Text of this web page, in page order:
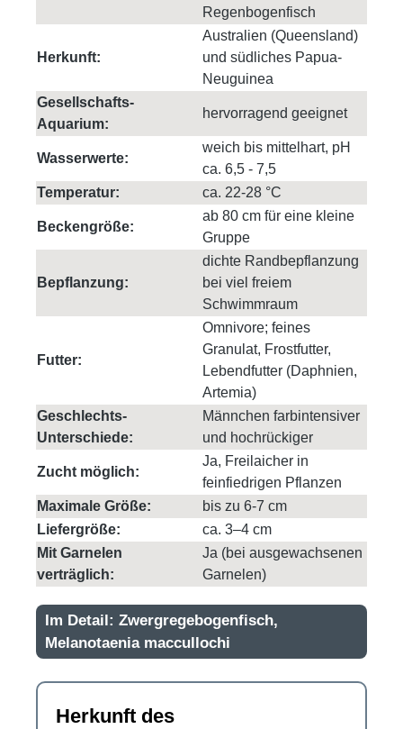
Regenbogenfisch
Herkunft:
Australien (Queensland)
und südliches Papua-
Neuguinea
Gesellschafts-
Aquarium:
hervorragend geeignet
Wasserwerte:
weich bis mittelhart, pH
ca. 6,5 - 7,5
Temperatur:
ca. 22-28 °C
Beckengröße:
ab 80 cm für eine kleine
Gruppe
Bepflanzung:
dichte Randbepflanzung
bei viel freiem
Schwimmraum
Futter:
Omnivore; feines
Granulat, Frostfutter,
Lebendfutter (Daphnien,
Artemia)
Geschlechts-
Unterschiede:
Männchen farbintensiver
und hochrückiger
Zucht möglich:
Ja, Freilaicher in
feinfiedrigen Pflanzen
Maximale Größe:
bis zu 6-7 cm
Liefergröße:
ca. 3–4 cm
Mit Garnelen
verträglich:
Ja (bei ausgewachsenen
Garnelen)
Im Detail: Zwergregebogenfisch,
Melanotaenia maccullochi
Herkunft des